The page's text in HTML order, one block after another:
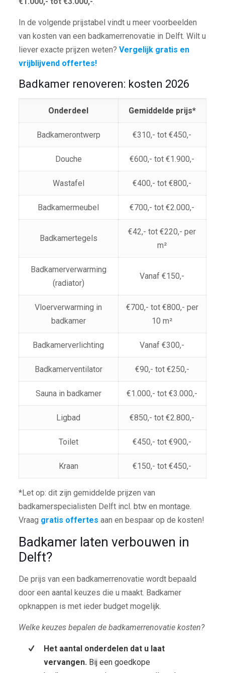
In de volgende prijstabel vindt u meer voorbeelden
van kosten van een badkamerrenovatie in Delft. Wilt u
liever exacte prijzen weten? Vergelijk gratis en
vrijblijvend offertes!
Badkamer renoveren: kosten 2026
Onderdeel Gemiddelde prijs*
Badkamerontwerp €310,- tot €450,-
Douche €600,- tot €1.900,-
Wastafel €400,- tot €800,-
Badkamermeubel €700,- tot €2.000,-
Badkamertegels
€42,- tot €220,- per
m²
Badkamerverwarming
(radiator)
Vanaf €150,-
Vloerverwarming in
badkamer
€700,- tot €800,- per
10 m²
Badkamerverlichting Vanaf €300,-
Badkamerventilator €90,- tot €250,-
Sauna in badkamer €1.000,- tot €3.000,-
Ligbad €850,- tot €2.800,-
Toilet €450,- tot €900,-
Kraan €150,- tot €450,-
*Let op: dit zijn gemiddelde prijzen van
badkamerspecialisten Delft incl. btw en montage.
Vraag gratis offertes aan en bespaar op de kosten!
Badkamer laten verbouwen in
Delft?
De prijs van een badkamerrenovatie wordt bepaald
door een aantal keuzes die u maakt. Badkamer
opknappen is met ieder budget mogelijk.
Welke keuzes bepalen de badkamerrenovatie kosten?
Het aantal onderdelen dat u laat
vervangen. Bij een goedkope